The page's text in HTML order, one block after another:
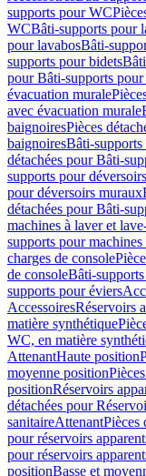
supports pour WC
WCBâti-supports pour
pour lavabosBâti-
supports pour bidets
pour Bâti-supports
évacuation murale
avec évacuation murale
baignoiresPièces
baignoiresBâti-supports
détachées pour Bâti-
supports pour
pour déversoirs muraux
détachées pour Bâti-
machines à laver et
supports pour
charges de console
de consoleBâti-
supports pour éviers
AccessoiresRéservoirs
matière synthétique
WC, en matière
AttenantHaute position
moyenne position
positionRéservoirs
détachées pour
sanitaireAttenantPièces
pour réservoirs
pour réservoirs
positionBasse et